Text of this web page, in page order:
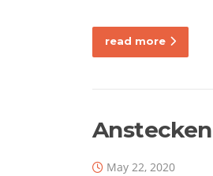
read more
May 22, 2020